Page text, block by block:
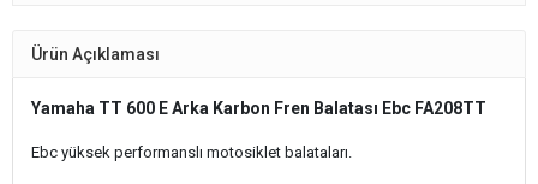
Ürün Açıklaması
Yamaha TT 600 E Arka Karbon Fren Balatası Ebc FA208TT
Ebc yüksek performanslı motosiklet balataları.